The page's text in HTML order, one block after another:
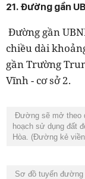
21. Đường gần
Đường gần
chiều dài
gần Trường
Vĩnh - cơ sở 2.
Đường sẽ mở theo
hoạch sử dụng đất
Hòa. (Đường kẻ
Sơ đồ tuyến